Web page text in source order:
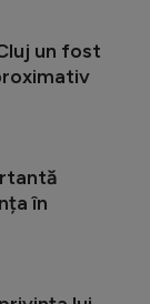
un fost
în